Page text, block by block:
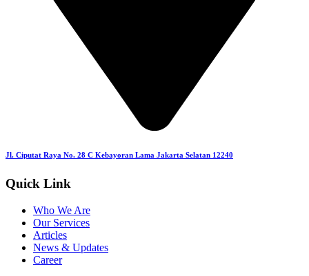
Jl. Ciputat Raya No. 28 C Kebayoran Lama Jakarta Selatan 12240
Quick Link
Who We Are
Our Services
Articles
News & Updates
Career